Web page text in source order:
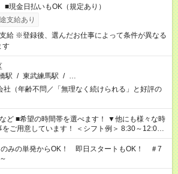
現金日払いもOK（規定あり）
支給あり
給 ※登録後、選んだお仕事によって条件が異なる
す
駅 / 東武練馬駅 / …
社（年齢不問／「無理なく続けられる」と好評の
望の時間帯を選べます！ ▼他にも様々な時
をご用意しています！ ＜シフト例＞ 8:30～12:00
13:00～22:00 22:00～翌6:00 など
みの単発からOK！ 即日スタートもOK！ ＃7